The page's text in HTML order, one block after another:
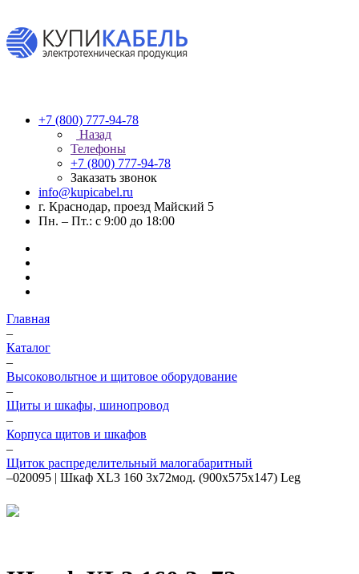
+7 (800) 777-94-78
Назад
Телефоны
+7 (800) 777-94-78
Заказать звонок
info@kupicabel.ru
г. Краснодар, проезд Майский 5
Пн. – Пт.: с 9:00 до 18:00
Главная
–
Каталог
–
Высоковольтное и щитовое оборудование
–
Щиты и шкафы, шинопровод
–
Корпуса щитов и шкафов
–
Щиток распределительный малогабаритный
–020095 | Шкаф XL3 160 3х72мод. (900х575х147) Leg